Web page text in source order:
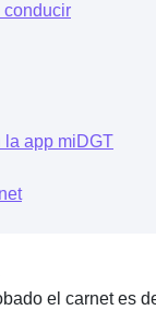
conducir
la app miDGT
el carnet es